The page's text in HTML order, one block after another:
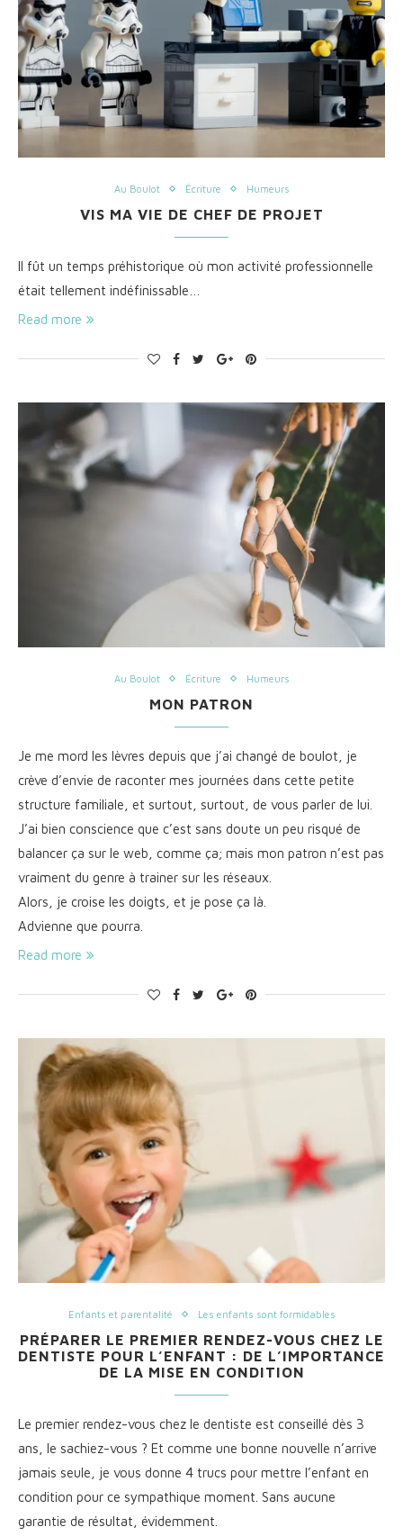
Au Boulot Écriture Humeurs
VIS MA VIE DE CHEF DE PROJET
Il fût un temps préhistorique où mon activité professionnelle
était tellement indéfinissable…
Read more
Au Boulot Écriture Humeurs
MON PATRON
Je me mord les lèvres depuis que j’ai changé de boulot, je
crève d’envie de raconter mes journées dans cette petite
structure familiale, et surtout, surtout, de vous parler de lui.
J’ai bien conscience que c’est sans doute un peu risqué de
balancer ça sur le web, comme ça; mais mon patron n’est pas
vraiment du genre à trainer sur les réseaux.
Alors, je croise les doigts, et je pose ça là.
Advienne que pourra.
Read more
Enfants et parentalité Les enfants sont formidables
PRÉPARER LE PREMIER RENDEZ-VOUS CHEZ LE
DENTISTE POUR L’ENFANT : DE L’IMPORTANCE
DE LA MISE EN CONDITION
Le premier rendez-vous chez le dentiste est conseillé dès 3
ans, le sachiez-vous ? Et comme une bonne nouvelle n’arrive
jamais seule, je vous donne 4 trucs pour mettre l’enfant en
condition pour ce sympathique moment. Sans aucune
garantie de résultat, évidemment.